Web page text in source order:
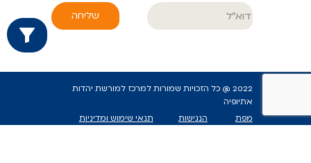
שליחה
2022 @ כל הזכויות שמורות למרכז למורשת יהדות
אתיופיה
מפת
הנגישות
תנאי שימוש ומדיניות